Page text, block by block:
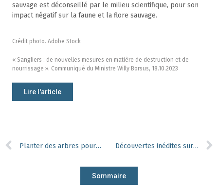
sauvage est déconseillé par le milieu scientifique, pour son
impact négatif sur la faune et la flore sauvage.
Crédit photo. Adobe Stock
« Sangliers : de nouvelles mesures en matière de destruction et de
nourrissage ». Communiqué du Ministre Willy Borsus, 18.10.2023
Lire l'article
Planter des arbres pour combattre le changement climatique : une fausse bonne idée ? Découvertes inédites sur l’expression génétique des champignons et leurs fonctions au sein de l’écosystème forestier
Sommaire